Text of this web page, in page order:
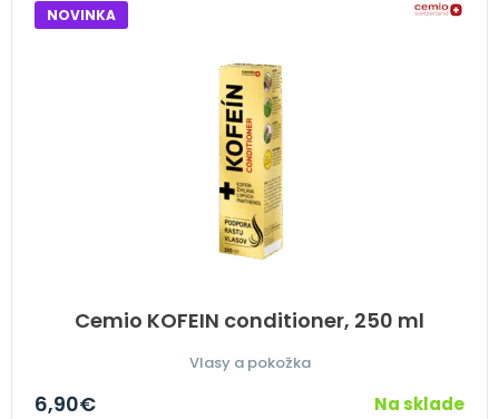
Cemio KOFEIN conditioner, 250 ml
NOVINKA
Vlasy a pokožka
6,90€ Na sklade